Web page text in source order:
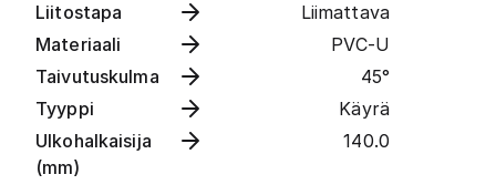
Liitostapa
Liimattava
Materiaali
PVC-U
Taivutuskulma
45°
Tyyppi
Käyrä
Ulkohalkaisija
(mm)
140.0